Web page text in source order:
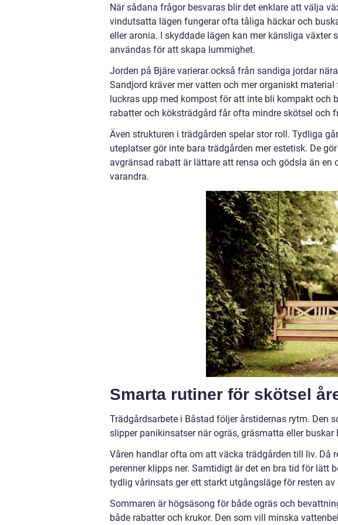
När sådana frågor besvaras blir det enklare att välja
vindutsatta lägen fungerar ofta tåliga häckar och
eller aronia. I skyddade lägen kan mer känsliga växter
användas för att skapa lummighet.
Jorden på Bjäre varierar också från sandiga jordar
Sandjord kräver mer vatten och mer organiskt
luckras upp med kompost för att inte bli kompakt och
rabatter och köksträdgård får ofta mindre skötsel och
Även strukturen i trädgården spelar stor roll. Tydliga
uteplatser gör inte bara trädgården mer estetisk. De
avgränsad rabatt är lättare att rensa och gödsla än
varandra.
Smarta rutiner för skötsel
Trädgårdsarbete i Båstad följer årstidernas rytm. Den
slipper panikinsatser när ogräs, gräsmatta eller buskar
Våren handlar ofta om att väcka trädgården till liv. Då
perenner klipps ner. Samtidigt är det en bra tid för lätt
tydlig vårinsats ger ett starkt utgångsläge för resten av
Sommaren är högsäsong för både ogräs och
både rabatter och krukor. Den som vill minska